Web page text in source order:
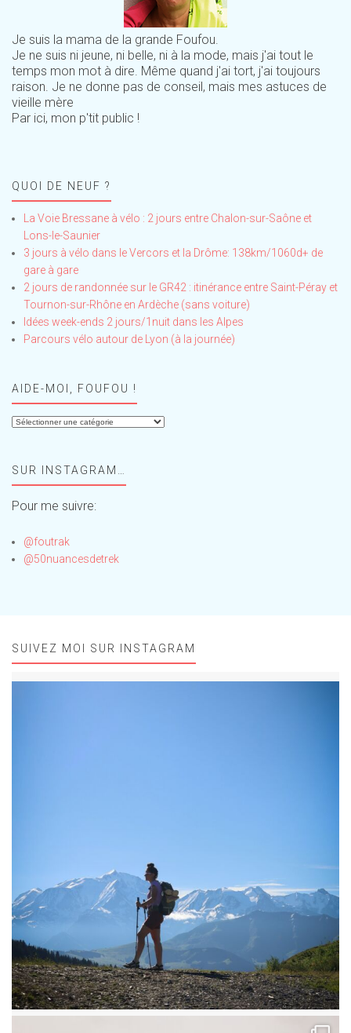
Je suis la mama de la grande Foufou.
Je ne suis ni jeune, ni belle, ni à la mode, mais j'ai tout le
temps mon mot à dire. Même quand j'ai tort, j'ai toujours
raison. Je ne donne pas de conseil, mais mes astuces de
vieille mère
Par ici, mon p'tit public !
QUOI DE NEUF ?
La Voie Bressane à vélo : 2 jours entre Chalon-sur-Saône et
Lons-le-Saunier
3 jours à vélo dans le Vercors et la Drôme: 138km/1060d+ de
gare à gare
2 jours de randonnée sur le GR42 : itinérance entre Saint-Péray et
Tournon-sur-Rhône en Ardèche (sans voiture)
Idées week-ends 2 jours/1nuit dans les Alpes
Parcours vélo autour de Lyon (à la journée)
AIDE-MOI, FOUFOU !
Aide-
!SUR INSTAGRAM…
Pour me suivre:
@foutrak
@50nuancesdetrek
SUIVEZ MOI SUR INSTAGRAM